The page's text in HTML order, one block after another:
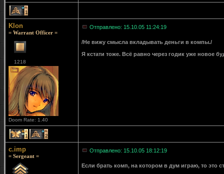
1
Klon
= Warrant Officer =
1218
Doom Rate: 1.40
Отправлено: 15.10.05 11:24:19
/Не вижу смысла вкладывать деньги в компы./
Я кстати тоже. Всё равно через годик уже новое
1 2
c.imp
= Sergeant =
Отправлено: 15.10.05 18:12:19
Если брать комп, на котором в дум играю, то это